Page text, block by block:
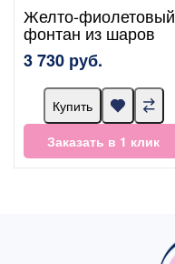
Желто-фиолетовый
фонтан из шаров
3 730 руб.
Купить
Заказать в 1 клик